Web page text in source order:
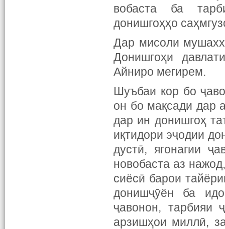
вобаста ба
донишгоҳҳо
Дар мисоли
Донишгоҳи
Айниро мегирем.
Шуъбаи кор бо
он бо мақсади дар
дар ин донишгоҳ
иқтидори эҷодии
дустӣ, ягонагии
новобаста аз
сиёсӣ барои
донишҷӯён ба
ҷавонон, тарбияи
арзишҳои миллӣ,